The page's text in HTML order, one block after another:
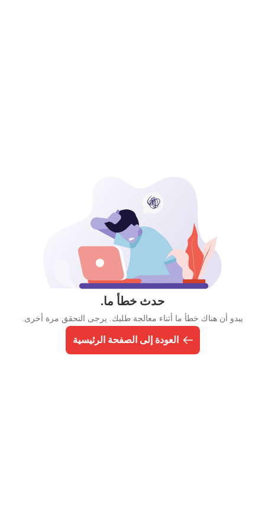
حدث خطأ ما.
يبدو أن هناك خطأ ما أثناء معالجة طلبك. يرجى التحقق مرة أخرى.
العودة إلى الصفحة الرئيسية